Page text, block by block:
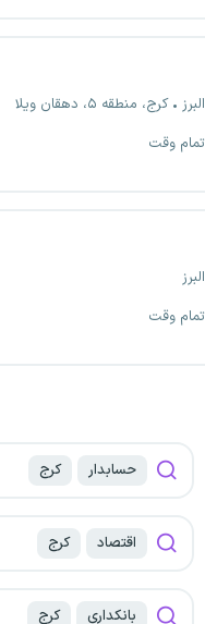
البرز
کرج، منطقه ۵، دهقان ویلا
تمام وقت
البرز
تمام وقت
حسابدار کرج
اقتصاد کرج
بانکداری کرج